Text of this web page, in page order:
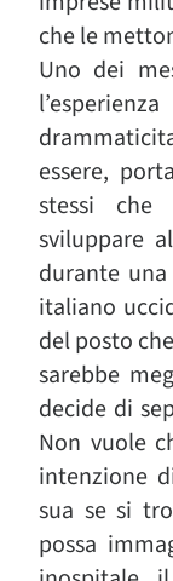
che le
Uno dei
essere,
stessi
sviluppare
durante
italiano
del posto
sarebbe
decide di
Non vuole
intenzione
sua se si
possa